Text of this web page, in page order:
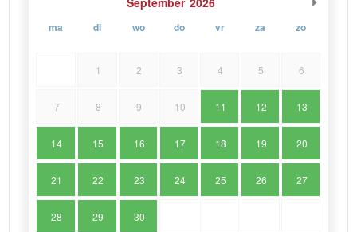
ma di wo do vr za zo
1 2 3 4 5 6
7 8 9 10 11 12 13
14 15 16 17 18 19 20
21 22 23 24 25 26 27
28 29 30